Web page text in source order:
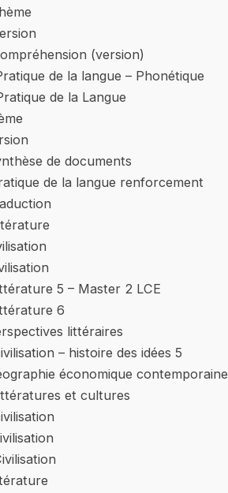
(version)
de la langue – Phonétique
de la Langue
de documents
de la langue renforcement
5 – Master 2 LCE
6
littéraires
– histoire des idées 5
économique contemporaine
et cultures